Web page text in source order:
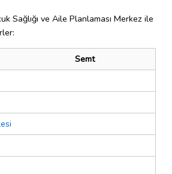
Sağlığı ve Aile Planlaması Merkez ile
Semt